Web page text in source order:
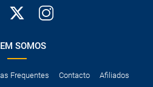
SOMOS
Frequentes Contacto Afiliados